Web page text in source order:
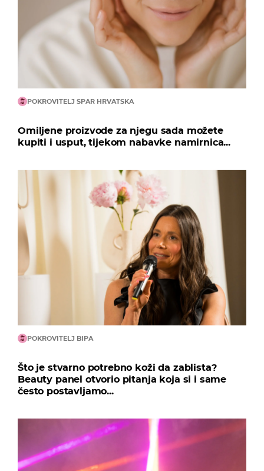
POKROVITELJ SPAR HRVATSKA
Omiljene proizvode za njegu sada možete
kupiti i usput, tijekom nabavke namirnica...
POKROVITELJ BIPA
Što je stvarno potrebno koži da zablista?
Beauty panel otvorio pitanja koja si i same
često postavljamo...